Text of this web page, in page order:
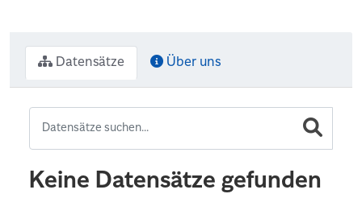
Datensätze Über uns
Keine Datensätze gefunden